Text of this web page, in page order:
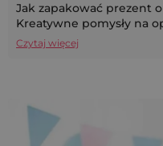
Jak zapakować prezent
Kreatywne pomysły na
Czytaj więcej